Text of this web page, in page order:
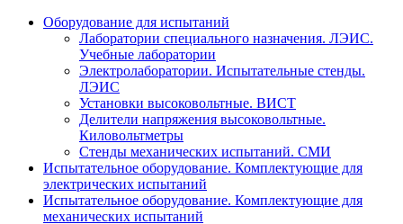
Оборудование для испытаний
Лаборатории специального назначения. ЛЭИС.
Учебные лаборатории
Электролаборатории. Испытательные стенды.
ЛЭИС
Установки высоковольтные. ВИСТ
Делители напряжения высоковольтные.
Киловольтметры
Стенды механических испытаний. СМИ
Испытательное оборудование. Комплектующие для
электрических испытаний
Испытательное оборудование. Комплектующие для
механических испытаний